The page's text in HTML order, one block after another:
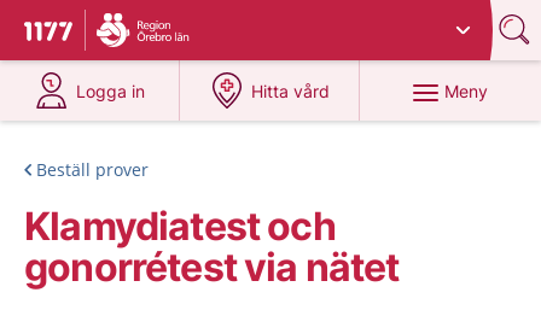
Till startsidan för 1177
Du har valt region
Logga in
på 1177.se
Hitta vård
på 1177.se
Meny
Beställ prover
Klamydiatest och
gonorrétest via nätet